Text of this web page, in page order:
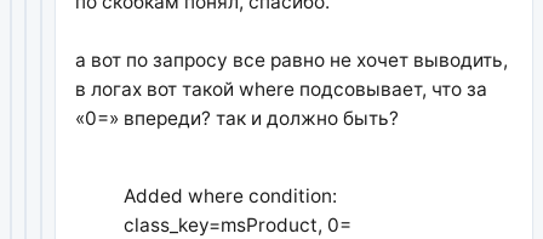
а вот по запросу все равно не хочет выводить,
в логах вот такой where подсовывает, что за
«0=» впереди? так и должно быть?
Added where condition:
class_key=msProduct, 0=